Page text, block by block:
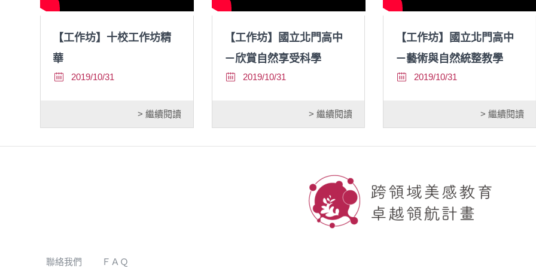
【工作坊】十校工作坊精
華
2019/10/31
> 繼續閱讀
【工作坊】國立北門高中
－欣賞自然享受科學
2019/10/31
> 繼續閱讀
【工作坊】國立北門高中
－藝術與自然統整教學
2019/10/31
> 繼續閱讀
聯絡我們 ＦＡＱ